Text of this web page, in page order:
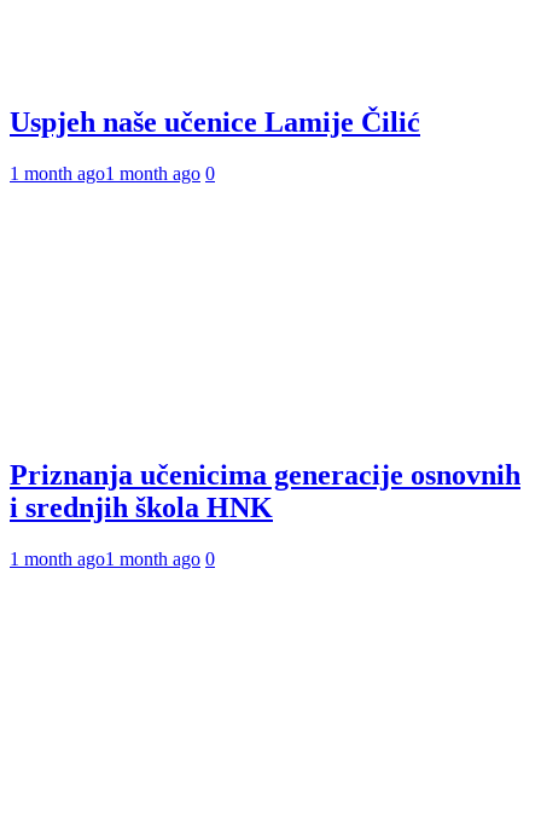
Uspjeh naše učenice Lamije Čilić
1 month ago1 month ago 0
Priznanja učenicima generacije osnovnih
i srednjih škola HNK
1 month ago1 month ago 0